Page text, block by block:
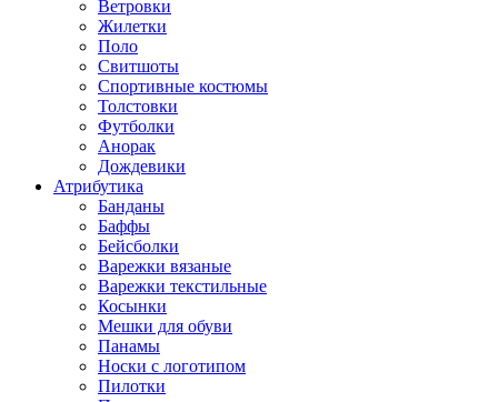
Ветровки
Жилетки
Поло
Свитшоты
Спортивные костюмы
Толстовки
Футболки
Анорак
Дождевики
Атрибутика
Банданы
Баффы
Бейсболки
Варежки вязаные
Варежки текстильные
Косынки
Мешки для обуви
Панамы
Носки с логотипом
Пилотки